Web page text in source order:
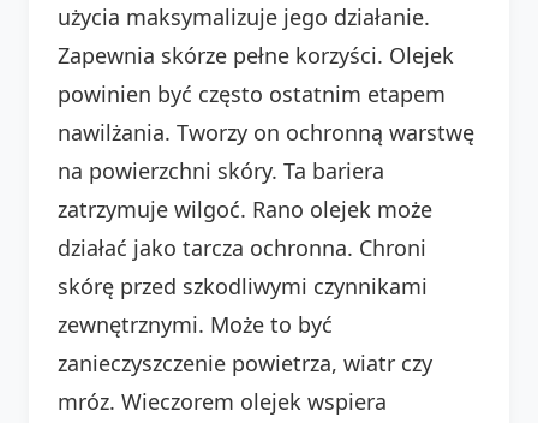
użycia maksymalizuje jego działanie.
Zapewnia skórze pełne korzyści. Olejek
powinien być często ostatnim etapem
nawilżania. Tworzy on ochronną warstwę
na powierzchni skóry. Ta bariera
zatrzymuje wilgoć. Rano olejek może
działać jako tarcza ochronna. Chroni
skórę przed szkodliwymi czynnikami
zewnętrznymi. Może to być
zanieczyszczenie powietrza, wiatr czy
mróz. Wieczorem olejek wspiera